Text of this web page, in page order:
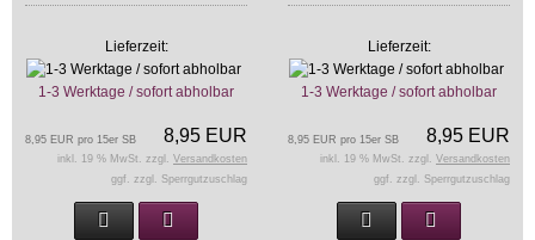
Lieferzeit:
1-3 Werktage / sofort abholbar
8,95 EUR
8,95 EUR pro 15er SB
inkl. 19 % MwSt. zzgl. Versandkosten
ggf. zzgl. Sperrgutzuschlag
Lieferzeit:
1-3 Werktage / sofort abholbar
8,95 EUR
8,95 EUR pro 15er SB
inkl. 19 % MwSt. zzgl. Versandkosten
ggf. zzgl. Sperrgutzuschlag